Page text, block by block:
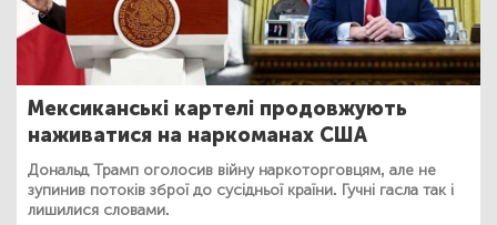
Мексиканські картелі продовжують
наживатися на наркоманах США
Дональд Трамп оголосив війну наркоторговцям, але не
зупинив потоків зброї до сусідньої країни. Гучні гасла так і
лишилися словами.